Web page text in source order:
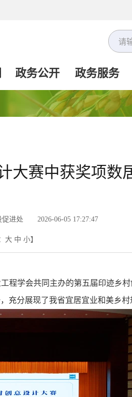
政务公开 政务服务
大赛中获奖项数
促进处 2026-06-05 17:27:47
大 中 小】
程学会共同主办的第五届印迹乡
分展现了我省宜居宜业和美乡村